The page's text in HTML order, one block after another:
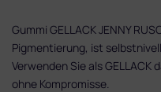
Gummi GELLACK JENNY
Pigmentierung, ist
Verwenden Sie als
ohne Kompromisse.